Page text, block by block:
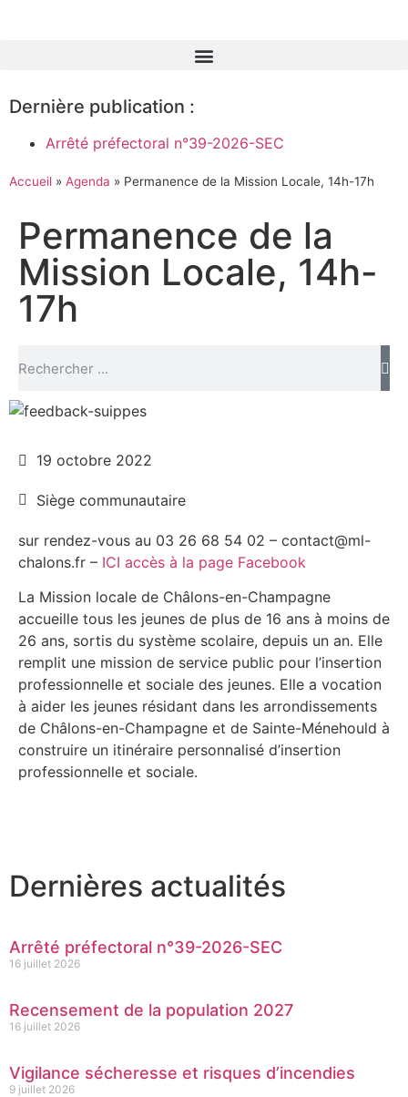
Dernière publication :
Arrêté préfectoral n°39-2026-SEC
Accueil » Agenda » Permanence de la Mission Locale, 14h-17h
Permanence de la
Mission Locale, 14h-
17h
sur rendez-vous au 03 26 68 54 02 – contact@ml-
chalons.fr – ICI accès à la page Facebook
La Mission locale de Châlons-en-Champagne
accueille tous les jeunes de plus de 16 ans à moins de
26 ans, sortis du système scolaire, depuis un an. Elle
remplit une mission de service public pour l’insertion
professionnelle et sociale des jeunes. Elle a vocation
à aider les jeunes résidant dans les arrondissements
de Châlons-en-Champagne et de Sainte-Ménehould à
construire un itinéraire personnalisé d’insertion
professionnelle et sociale.
19 octobre 2022
Siège communautaire
Dernières actualités
Arrêté préfectoral n°39-2026-SEC
16 juillet 2026
Recensement de la population 2027
16 juillet 2026
Vigilance sécheresse et risques d’incendies
9 juillet 2026